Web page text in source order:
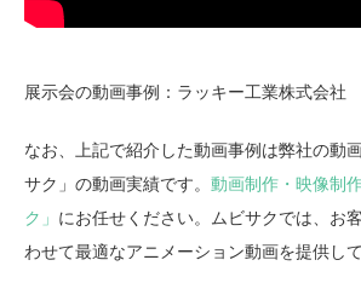
展示会の動画事例：ラッキー工業株式会社
なお、上記で紹介した動画事例は弊社の動
サク」の動画実績です。 動画制作・映像制
ク」 にお任せください。ムビサクでは、お
わせて最適なアニメーション動画を提供して